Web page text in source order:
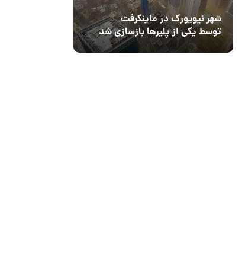
شهر نیویورک در ماینکرفت
توسط یکی از پلیرها بازسازی شد